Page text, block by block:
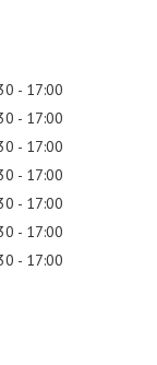
17:00
17:00
17:00
17:00
17:00
17:00
17:00